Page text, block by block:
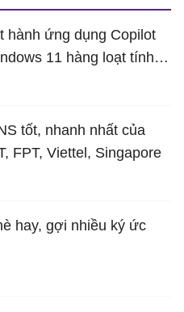
hành ứng dụng Copilot
11 hàng loạt tính
tốt, nhanh nhất của
FPT, Viettel, Singapore
hay, gợi nhiều ký ức